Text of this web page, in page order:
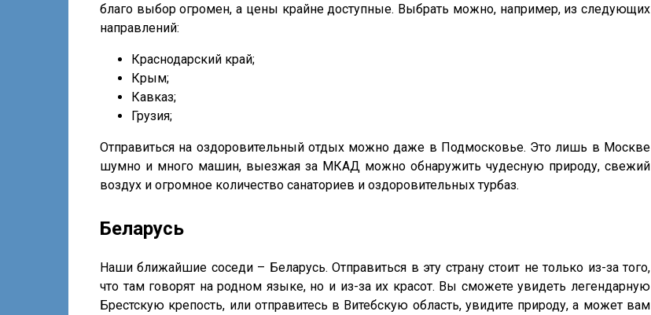
благо выбор огромен, а цены крайне доступные. Выбрать можно, например, из следующих
направлений:
Краснодарский край;
Крым;
Кавказ;
Грузия;
Отправиться на оздоровительный отдых можно даже в Подмосковье. Это лишь в Москве
шумно и много машин, выезжая за МКАД можно обнаружить чудесную природу, свежий
воздух и огромное количество санаториев и оздоровительных турбаз.
Беларусь
Наши ближайшие соседи – Беларусь. Отправиться в эту страну стоит не только из-за того,
что там говорят на родном языке, но и из-за их красот. Вы сможете увидеть легендарную
Брестскую крепость, или отправитесь в Витебскую область, увидите природу, а может вам